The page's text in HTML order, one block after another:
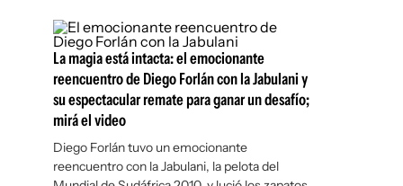
Café y Negocios
Economía y Empresas
Agro
Brand Studio
Mundo
Cultura y Espectáculos
La magia está intacta: el emocionante
reencuentro de Diego Forlán con la Jabulani y
su espectacular remate para ganar un desafío;
mirá el video
Diego Forlán tuvo un emocionante
reencuentro con la Jabulani, la pelota del